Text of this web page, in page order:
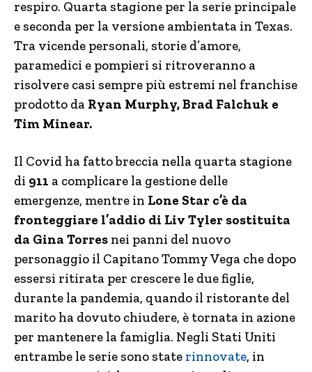
respiro. Quarta stagione per la serie principale
e seconda per la versione ambientata in Texas.
Tra vicende personali, storie d’amore,
paramedici e pompieri si ritroveranno a
risolvere casi sempre più estremi nel franchise
prodotto da Ryan Murphy,Brad Falchuk e
Tim Minear.
Il Covid ha fatto breccia nella quarta stagione
di 911 a complicare la gestione delle
emergenze, mentre in Lone Star c’è da
fronteggiare l’addio di Liv Tyler sostituita
da Gina Torres nei panni del nuovo
personaggio il Capitano Tommy Vega che dopo
essersi ritirata per crescere le due figlie,
durante la pandemia, quando il ristorante del
marito ha dovuto chiudere, è tornata in azione
per mantenere la famiglia. Negli Stati Uniti
entrambe le serie sono state rinnovate, in